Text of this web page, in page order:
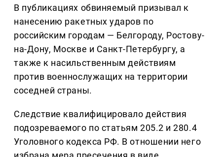
В публикациях обвиняемый призывал к
нанесению ракетных ударов по
российским городам — Белгороду, Ростову-
на-Дону, Москве и Санкт-Петербургу, а
также к насильственным действиям
против военнослужащих на территории
соседней страны.
Следствие квалифицировало действия
подозреваемого по статьям 205.2 и 280.4
Уголовного кодекса РФ. В отношении него